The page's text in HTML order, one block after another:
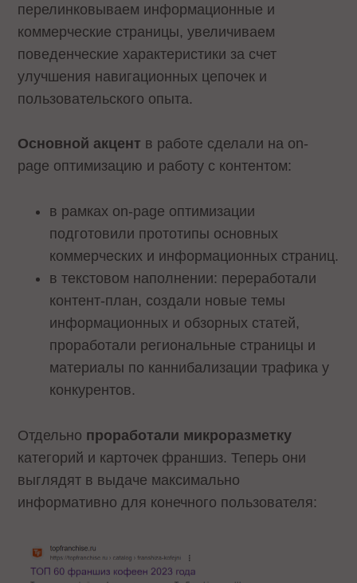
перелинковываем информационные и
коммерческие страницы, увеличиваем
поведенческие характеристики за счет
улучшения навигационных цепочек и
пользовательского опыта.
Основной акцент в работе сделали на on-
page оптимизацию и работу с контентом:
в рамках on-page оптимизации
подготовили прототипы основных
коммерческих и информационных страниц.
в текстовом наполнении: переработали
контент-план, создали новые темы
информационных и обзорных статей,
проработали региональные страницы и
материалы по каннибализации трафика у
конкурентов.
Отдельно проработали микроразметку
категорий и карточек франшиз. Теперь они
выглядят в выдаче максимально
информативно для конечного пользователя: